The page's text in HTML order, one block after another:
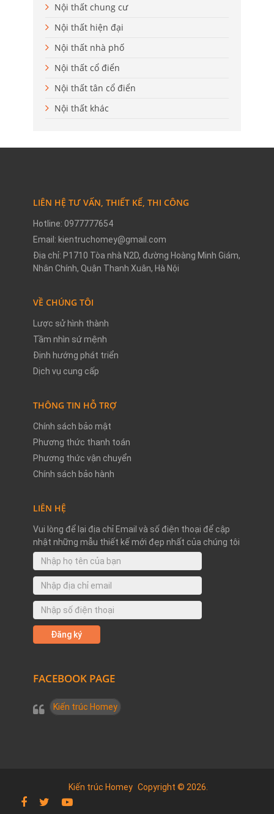
Nội thất chung cư
Nội thất hiện đại
Nội thất nhà phố
Nội thất cổ điển
Nội thất tân cổ điển
Nội thất khác
LIÊN HỆ TƯ VẤN, THIẾT KẾ, THI CÔNG
Hotline: 0977777654
Email: kientruchomey@gmail.com
Địa chỉ: P1710 Tòa nhà N2D, đường Hoàng Minh Giám,
Nhân Chính, Quận Thanh Xuân, Hà Nội
VỀ CHÚNG TÔI
Lược sử hình thành
Tầm nhìn sứ mệnh
Định hướng phát triển
Dịch vụ cung cấp
THÔNG TIN HỖ TRỢ
Chính sách bảo mật
Phương thức thanh toán
Phương thức vận chuyển
Chính sách bảo hành
LIÊN HỆ
Vui lòng để lại địa chỉ Email và số điện thoại để cập
nhật những mẫu thiết kế mới đẹp nhất của chúng tôi
FACEBOOK PAGE
Kiến trúc Homey
Kiến trúc Homey Copyright © 2026.